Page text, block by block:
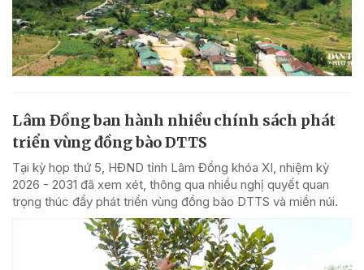
Lâm Đồng ban hành nhiều chính sách phát
triển vùng đồng bào DTTS
Tại kỳ họp thứ 5, HĐND tỉnh Lâm Đồng khóa XI, nhiệm kỳ
2026 - 2031 đã xem xét, thông qua nhiều nghị quyết quan
trọng thúc đẩy phát triển vùng đồng bào DTTS và miền núi.